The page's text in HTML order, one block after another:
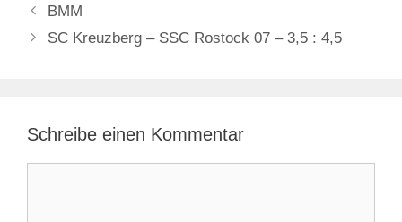
BMM
SC Kreuzberg – SSC Rostock 07 – 3,5 : 4,5
Schreibe einen Kommentar